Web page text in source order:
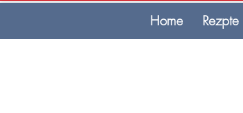
Home Rezpte